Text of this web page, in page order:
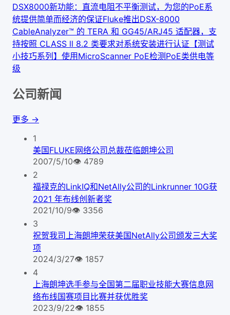
DSX8000新功能：直流电阻不平衡测试，为您的PoE系
统提供简单而经济的保证Fluke推出DSX-8000
CableAnalyzer™ 的 TERA 和 GG45/ARJ45 适配器，支
持按照 CLASS ll 8.2 类要求对系统安装进行认证 【测试
小技巧系列】使用MicroScanner PoE检测PoE类供电等
级
公司新闻
更多 →
1
美国FLUKE网络公司总裁莅临朗坤公司
2007/5/10👁 4789
2
福禄克的LinkIQ和NetAlly公司的Linkrunner 10G获
2021 年布线创新者奖
2021/10/9👁 3356
3
祝贺我司上海朗坤荣获美国NetAlly公司颁发三大奖
项
2024/3/27👁 1857
4
上海朗坤选手参与全国第二届职业技能大赛信息网
络布线国赛项目比赛并获优胜奖
2023/9/22👁 1855